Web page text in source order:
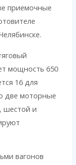
приемочные
мощность 650
16 для
две моторные
шестой и
вагонов